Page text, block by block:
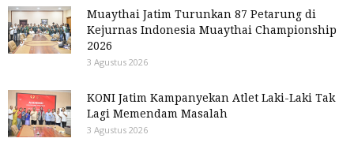
Muaythai Jatim Turunkan 87 Petarung di
Kejurnas Indonesia Muaythai Championship
2026
3 Agustus 2026
KONI Jatim Kampanyekan Atlet Laki-Laki Tak
Lagi Memendam Masalah
3 Agustus 2026